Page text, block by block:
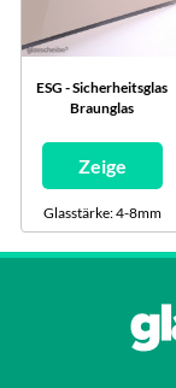
ESG - Sicherheitsglas
Braunglas
Zeige
Glasstärke: 4-8mm